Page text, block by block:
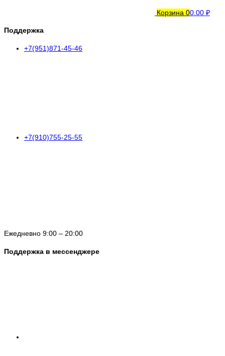
Корзина 00.00 ₽
Поддержка
+7(951)871-45-46
+7(910)755-25-55
Ежедневно 9:00 – 20:00
Поддержка в мессенджере